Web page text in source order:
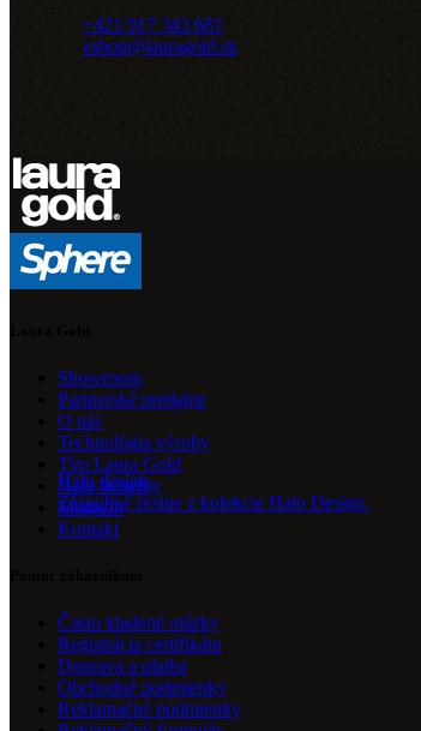
Halo design
Zásnubné prstne z kolekcie Halo Design.
+421 917 343 681
eshop@lauragold.sk
Showroom
Partnerské predajne
O nás
Technológia výroby
Tím Laura Gold
Naše benefity
Magazín
Kontakt
Často kladené otázky
Registrácia certifikátu
Doprava a platba
Obchodné podmienky
Reklamačné podmienky